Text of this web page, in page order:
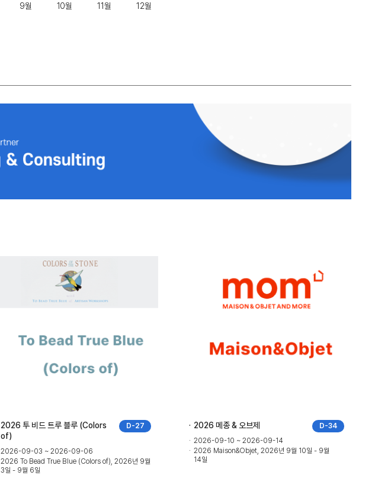
9월 10월 11월 12월
D-27
2026 투 비드 트루 블루 (Colors
of)
2026-09-03 ~ 2026-09-06
2026 To Bead True Blue (Colors of), 2026년 9월
3일 - 9월 6일
D-34
2026 메종 & 오브제
2026-09-10 ~ 2026-09-14
2026 Maison&Objet, 2026년 9월 10일 - 9월
14일